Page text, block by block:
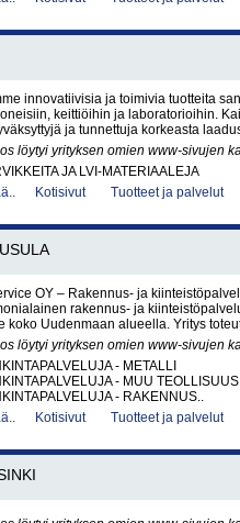
innovatiivisia ja toimivia tuotteita
keittiöihin ja laboratorioihin.
ja tunnettuja korkeasta
löytyi yrityksen omien www-sivujen
JA LVI-MATERIAALEJA
Kotisivut Tuotteet ja palvelut
OY – Rakennus- ja
rakennus- ja
koko Uudenmaan alueella. Yritys
löytyi yrityksen omien www-sivujen
- METALLI
- MUU TEOLLISUUS
- RAKENNUS..
Kotisivut Tuotteet ja palvelut